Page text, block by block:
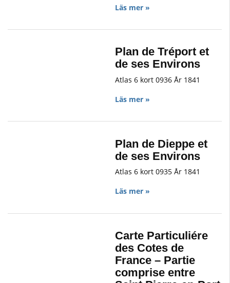
Läs mer »
Plan de Tréport et
de ses Environs
Atlas 6 kort 0936 År 1841
Läs mer »
Plan de Dieppe et
de ses Environs
Atlas 6 kort 0935 År 1841
Läs mer »
Carte Particuliére
des Cotes de
France – Partie
comprise entre